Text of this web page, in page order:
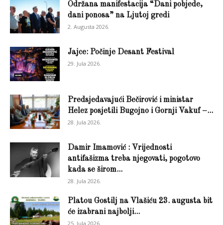
Održana manifestacija “Dani pobjede,
dani ponosa” na Ljutoj gredi
2. Augusta 2026.
Jajce: Počinje Desant Festival
29. Jula 2026.
Predsjedavajući Bečirović i ministar
Helez posjetili Bugojno i Gornji Vakuf –...
28. Jula 2026.
Damir Imamović : Vrijednosti
antifašizma treba njegovati, pogotovo
kada se širom...
28. Jula 2026.
Platou Gostilj na Vlašiću 23. augusta bit
će izabrani najbolji...
25. Jula 2026.